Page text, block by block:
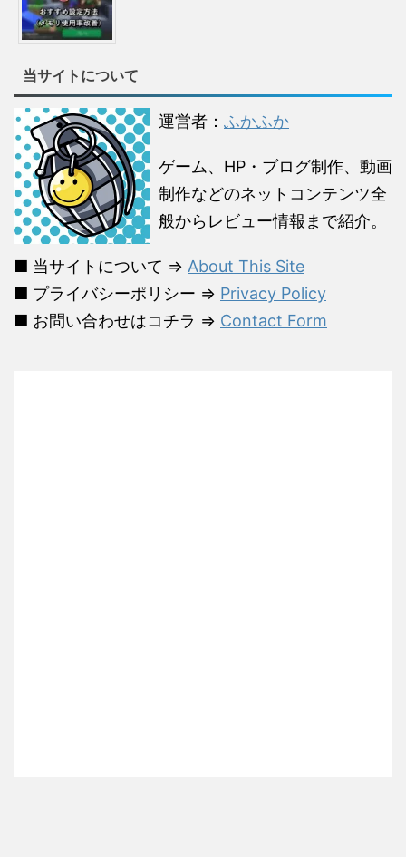
当サイトについて
運営者： ふかふか
ゲーム、HP・ブログ制作、動画
制作などのネットコンテンツ全
般からレビュー情報まで紹介。
■ 当サイトについて ⇒ About This Site
■ プライバシーポリシー ⇒ Privacy Policy
■ お問い合わせはコチラ ⇒ Contact Form